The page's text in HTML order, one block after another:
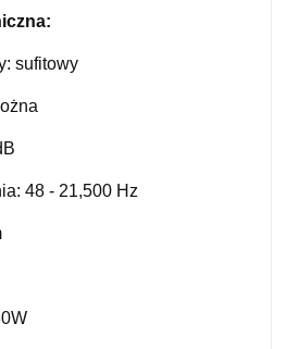
sufitowy
48 - 21,500 Hz